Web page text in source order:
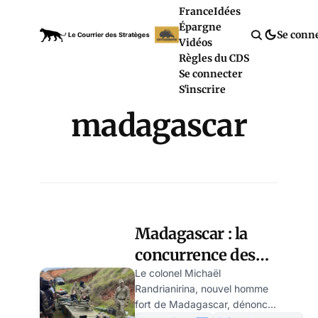
FranceIdées
Épargne
Vidéos
Règles du CDS
Se connecter
S'inscrire
Se
madagascar
Madagascar : la
concurrence des
empires en guise
de slogan
Le colonel Michaël
Randrianirina, nouvel homme
fort de Madagascar, dénonce